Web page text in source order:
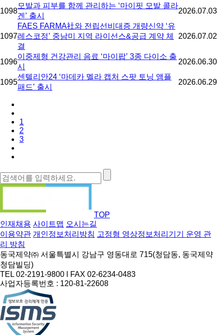
1098
모발과 피부를 함께 관리하는 ‘마이핏 모발 콜라
겐’ 출시
2026.07.03
1097
FAES FARMA社와 전립선비대증 개량신약 ‘유
레스코정’ 중남미 지역 라이선스&공급 계약 체
결
2026.07.02
1096
이중제형 건강관리 음료 ‘마이팝’ 3종 다이소 출
시
2026.06.30
1095
센텔리안24 ‘마데카 멜라 캡처 스팟 토닝 앰플
패드’ 출시
2026.06.29
1
2
3
TOP
인재채용 사이트맵 오시는길
이용약관 개인정보처리방침 고정형 영상정보처리기기 운영 관
리 방침
동국제약㈜ 서울특별시 강남구 영동대로 715(청담동, 동국제약
청담빌딩)
TEL 02-2191-9800 l FAX 02-6234-0483
사업자등록번호 : 120-81-22608